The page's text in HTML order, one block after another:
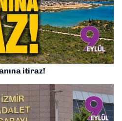
itiraz!